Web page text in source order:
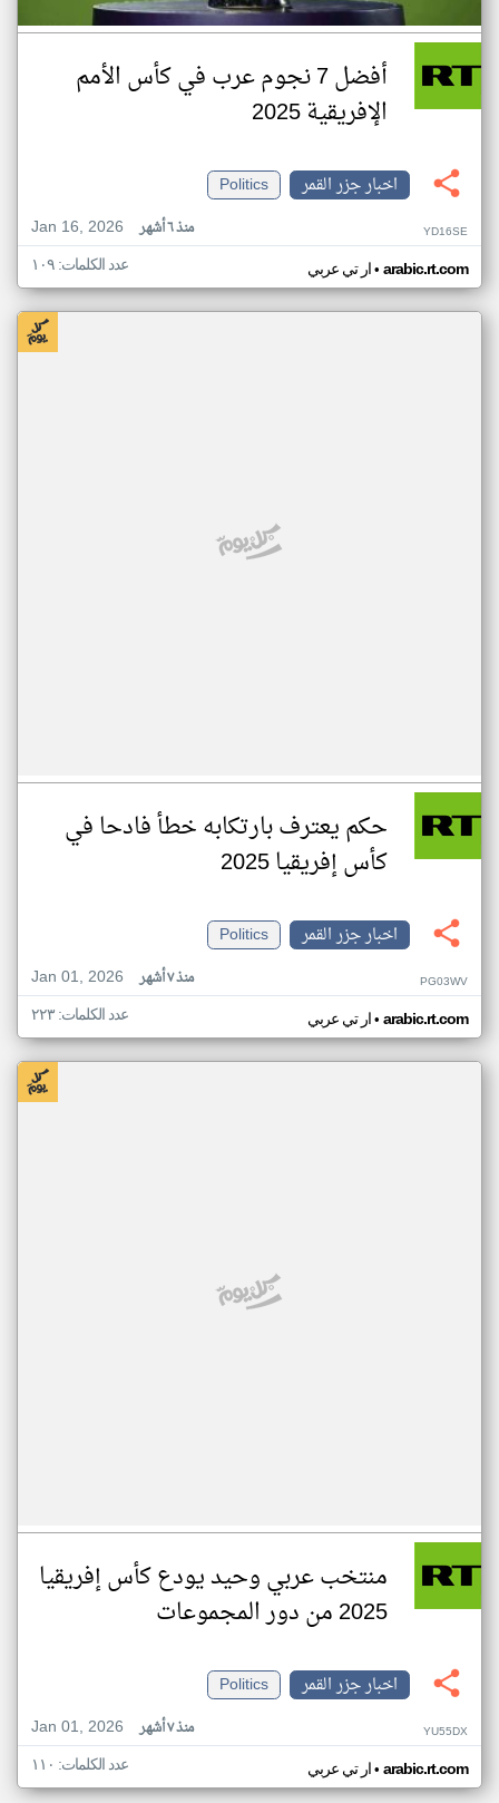
أفضل 7 نجوم عرب في كأس الأمم
الإفريقية 2025
اخبار جزر القمر
Politics
Jan 16, 2026
منذ ٦ أشهر YD16SE
ار تي عربي• arabic.rt.com عدد الكلمات: ١٠٩
حكم يعترف بارتكابه خطأ فادحا في
كأس إفريقيا 2025
اخبار جزر القمر
Politics
Jan 01, 2026
منذ ٧ أشهر PG03WV
ار تي عربي• arabic.rt.com عدد الكلمات: ٢٢٣
منتخب عربي وحيد يودع كأس إفريقيا
2025 من دور المجموعات
اخبار جزر القمر
Politics
Jan 01, 2026
منذ ٧ أشهر YU55DX
ار تي عربي• arabic.rt.com عدد الكلمات: ١١٠